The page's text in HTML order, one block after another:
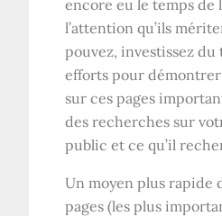
encore eu le temps de
l’attention qu’ils
pouvez, investissez du
efforts pour
sur ces pages
des recherches sur
public et ce qu’il
Un moyen plus rapide
pages (les plus